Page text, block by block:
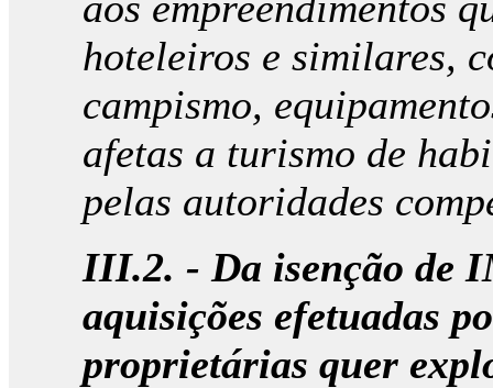
hoteleiros e similares,
campismo,
afetas a turismo de
pelas autoridades
III.2. - Da isenção de
aquisições efetuadas
proprietárias quer